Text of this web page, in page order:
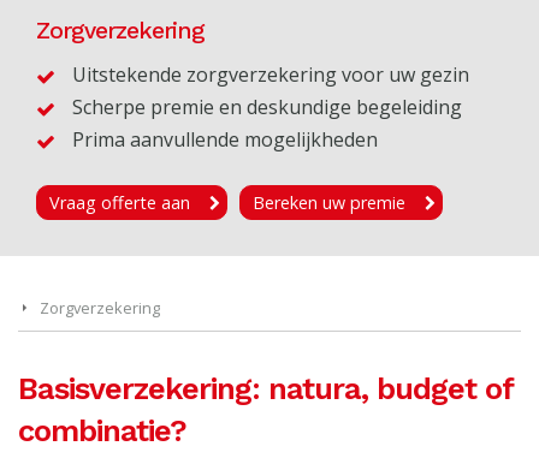
Zorgverzekering
Uitstekende zorgverzekering voor uw gezin
Scherpe premie en deskundige begeleiding
Prima aanvullende mogelijkheden
Vraag offerte aan Bereken uw premie
Zorgverzekering
Basisverzekering: natura, budget of
combinatie?